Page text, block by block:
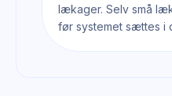
lækager. Selv små
før systemet sættes i